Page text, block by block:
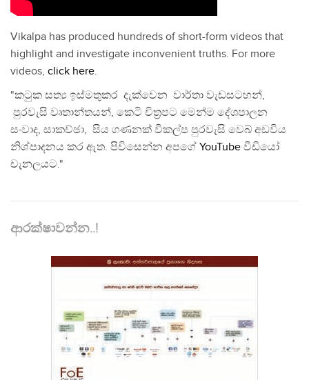
Vikalpa has produced hundreds of short-form videos that
highlight and investigate inconvenient truths. For more
videos, click here.
"කටුක සත්‍ය ඉස්මතුකර දැක්වෙන වාර්තා වැඩසටහන්,
පුරවැසි වෘතාන්තයන්, කෙටි චිත්‍රපට මෙන්ම දේශපාලන
සංවාද, සාකච්ඡා, සිය ගණනක් විකල්ප පුරවැසි වෙබ් අඩවිය
නිශ්පාදනය කර ඇත. පිවිසෙන්න අපගේ YouTube වීඩියෝ
චැනලයට."
ආරක්ෂාවන්න..!